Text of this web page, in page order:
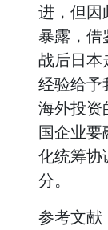
进，但因
暴露，借
战后日本
经验给予
海外投资
国企业要
化统筹协
分。
参考文献